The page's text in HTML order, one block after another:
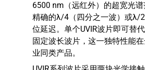
6500 nm（远红外）的超宽光
精确的λ/4（四分之一波）或λ/
位延迟。单个UVIR波片即可替
固定波长波片，这一独特性能
业同类产品。